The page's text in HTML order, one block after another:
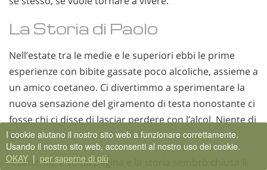
La Storia di Paolo
Nell’estate tra le medie e le superiori ebbi le prime
esperienze con bibite gassate poco alcoliche, assieme a
un amico coetaneo. Ci divertimmo a sperimentare la
nuova sensazione del giramento di testa nonostante ci
fosse chi ci disse di lasciar perdere con l’alcol. Niente di
grave.
A settembre voltai pagina e la storia sembrò chiusa lì.
I cookie aiutano il nostro sito web a funzionare correttamente.
Usando il nostro sito web, acconsenti al nostro uso dei cookie.
OKAY | per saperne di più